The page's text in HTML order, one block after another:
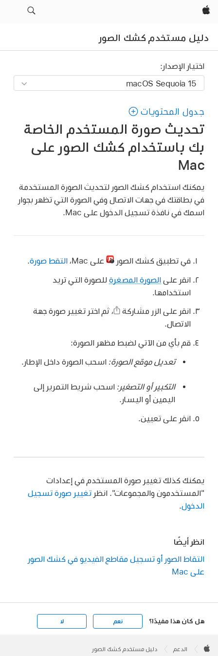
Apple‏
دليل مستخدم كشك الصور
اختيار الإصدار:
جدول المحتويات
تحديث صورة المستخدم الخاصة
بك باستخدام كشك الصور على
Mac
يمكنك استخدام كشك الصور لتحديث الصورة المستخدمة
في بطاقتك في جهات الاتصال وفي الصورة التي تظهر بجوار
اسمك في نافذة تسجيل الدخول على Mac.
في تطبيق كشك الصور على Mac، التقط صورة
انقر علىالصورة المصغرة للصورة التي تريد
استخدامها.
انقر على الزر مشاركة ،ثم اختر تغيير صورة جهة
الاتصال.
قم بأي من الآتي لضبط مظهر الصورة:
تعديل موقع الصورة: اسحب الصورة داخل الإطار.
التكبير أو التصغير: اسحب شريط التمرير إلى
اليمين أو اليسار.
انقر على تعيين.
يمكنك كذلك تغيير صورة المستخدم في إعدادات
"المستخدمون والمجموعات". انظر تغيير صورة تسجيل
الدخول
انظر أيضًا
التقاط الصور أو تسجيل مقاطع الفيديو في كشك الصور
على Mac
هل كان هذا مفيدًا؟ نعم لا
Footer

الدعم دليل مستخدم كشك الصور